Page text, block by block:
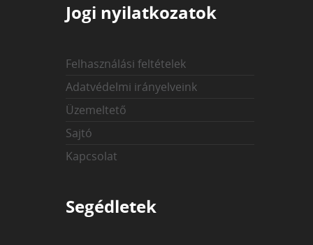
Jogi nyilatkozatok
Felhasználási feltételek
Adatvédelmi irányelveink
Üzemeltető
Sajtó
Kapcsolat
Segédletek